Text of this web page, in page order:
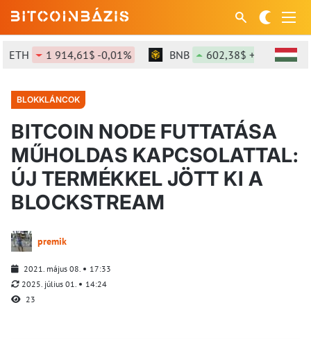
1 914,61$ -0,01% BNB 602,38$ +0,21%
BLOKKLÁNCOK
BITCOIN NODE FUTTATÁSA
MŰHOLDAS KAPCSOLATTAL:
ÚJ TERMÉKKEL JÖTT KI A
BLOCKSTREAM
premik
2021. május 08.
17:33
2025. július 01.
14:24
23